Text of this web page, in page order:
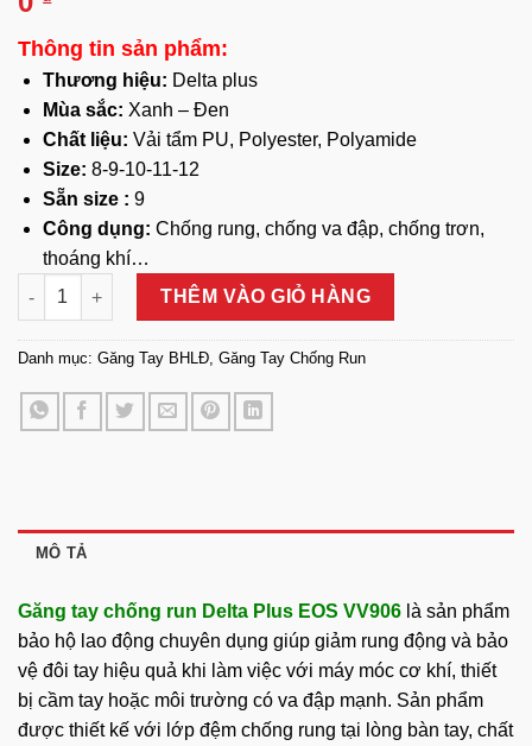
Thông tin sản phẩm:
Thương hiệu: Delta plus
Mùa sắc: Xanh – Đen
Chất liệu: Vải tẩm PU, Polyester, Polyamide
Size: 8-9-10-11-12
Sẵn size : 9
Công dụng: Chống rung, chống va đập, chống trơn,
thoáng khí…
Găng Tay Chống Run EOS VV906 Delta Plus số lượng
THÊM VÀO GIỎ HÀNG
Danh mục: Găng Tay BHLĐ, Găng Tay Chống Run
MÔ TẢ
Găng tay chống run Delta Plus EOS VV906 là sản phẩm
bảo hộ lao động chuyên dụng giúp giảm rung động và bảo
vệ đôi tay hiệu quả khi làm việc với máy móc cơ khí, thiết
bị cầm tay hoặc môi trường có va đập mạnh. Sản phẩm
được thiết kế với lớp đệm chống rung tại lòng bàn tay, chất